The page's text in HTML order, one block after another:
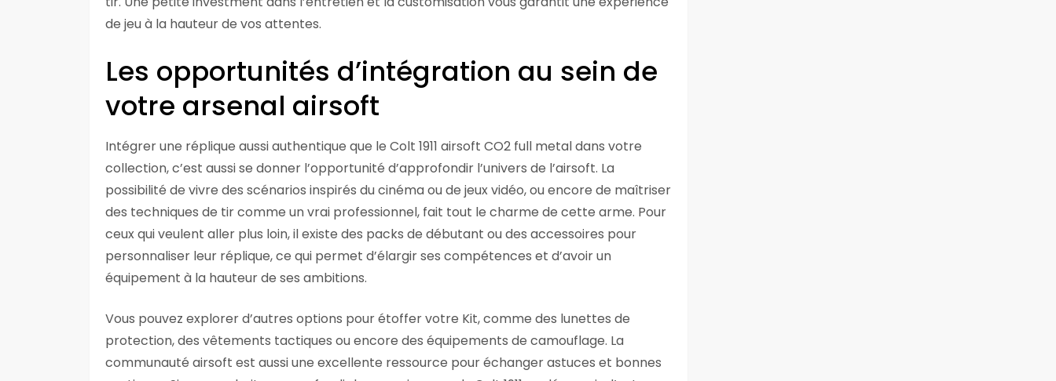
de jeu à la hauteur de vos attentes.
Les opportunités d’intégration au sein de
votre arsenal airsoft
Intégrer une réplique aussi authentique que le Colt 1911 airsoft CO2 full metal dans votre
collection, c’est aussi se donner l’opportunité d’approfondir l’univers de l’airsoft. La
possibilité de vivre des scénarios inspirés du cinéma ou de jeux vidéo, ou encore de maîtriser
des techniques de tir comme un vrai professionnel, fait tout le charme de cette arme. Pour
ceux qui veulent aller plus loin, il existe des packs de débutant ou des accessoires pour
personnaliser leur réplique, ce qui permet d’élargir ses compétences et d’avoir un
équipement à la hauteur de ses ambitions.
Vous pouvez explorer d’autres options pour étoffer votre Kit, comme des lunettes de
protection, des vêtements tactiques ou encore des équipements de camouflage. La
communauté airsoft est aussi une excellente ressource pour échanger astuces et bonnes